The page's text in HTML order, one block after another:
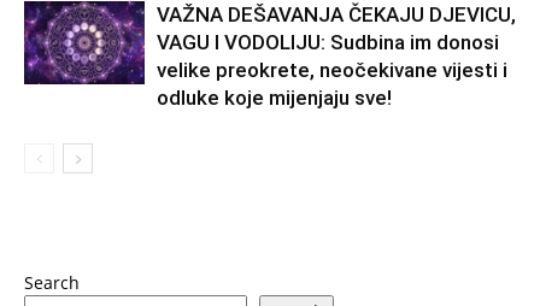
VAŽNA DEŠAVANJA ČEKAJU DJEVICU,
VAGU I VODOLIJU: Sudbina im donosi
velike preokrete, neočekivane vijesti i
odluke koje mijenjaju sve!
Search